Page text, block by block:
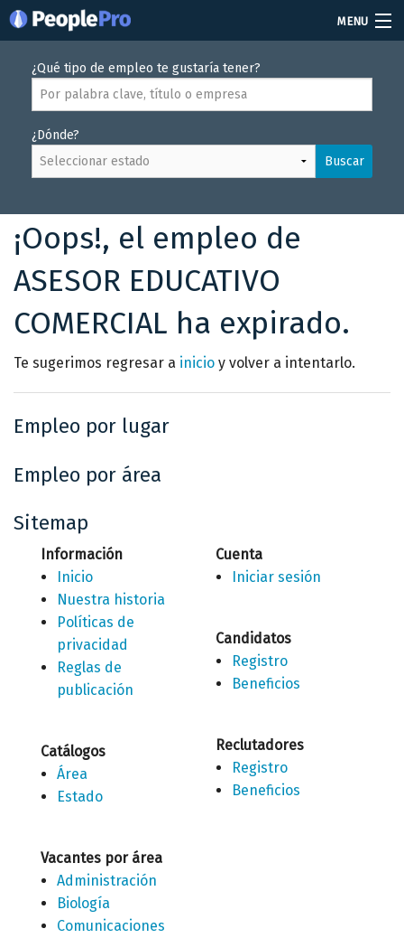
MENU
Soy reclutador
Precios
Vacantes
Iniciar sesión
Crear cuenta
¿Qué tipo de empleo te gustaría tener?
¿Dónde?
Buscar
¡Oops!, el empleo de
ASESOR EDUCATIVO
COMERCIAL ha expirado.
Te sugerimos regresar a inicio y volver a intentarlo.
Empleo por lugar
Empleo por área
Sitemap
Información
Inicio
Nuestra historia
Políticas de
privacidad
Reglas de
publicación
Catálogos
Área
Estado
Cuenta
Iniciar sesión
Candidatos
Registro
Beneficios
Reclutadores
Registro
Beneficios
Vacantes por área
Administración
Biología
Comunicaciones